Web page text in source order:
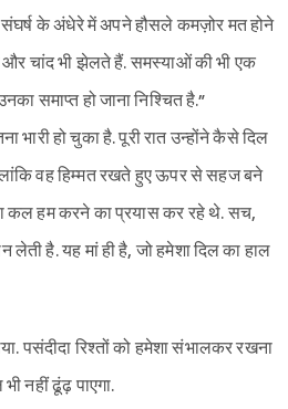
संघर्ष के अंधेरे में अपने हौसले कमज़ोर मत होने
चांद भी झेलते हैं. समस्याओं की भी एक
समाप्त हो जाना निश्‍चित है.”
भारी हो चुका है. पूरी रात उन्होंने कैसे दिल
वह हिम्मत रखते हुए ऊपर से सहज बने
कल हम करने का प्रयास कर रहे थे. सच,
है. यह मां ही है, जो हमेशा दिल का हाल
पसंदीदा रिश्तों को हमेशा संभालकर रखना
नहीं ढूंढ़ पाएगा.